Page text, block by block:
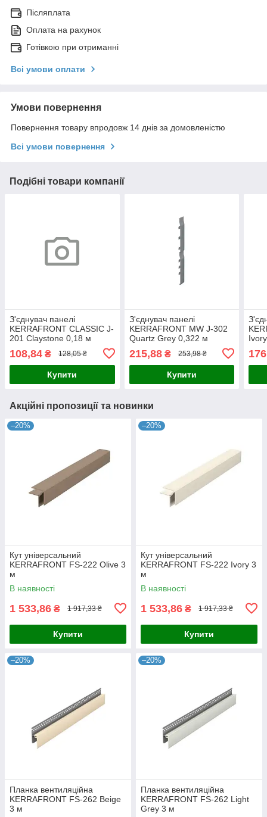
Післяплата
Оплата на рахунок
Готівкою при отриманні
Всі умови оплати
Умови повернення
Повернення товару впродовж 14 днів за домовленістю
Всі умови повернення
Подібні товари компанії
З'єднувач панелі
KERRAFRONT CLASSIC J-
201 Claystone 0,18 м
108,84 ₴ 128,05 ₴
Купити
З'єднувач панелі
KERRAFRONT MW J-302
Quartz Grey 0,322 м
215,88₴ 253,98 ₴
Купити
Акційні пропозиції та новинки
–20%
Кут універсальний
KERRAFRONT FS-222 Olive 3
м
В наявності
1 533,86 ₴ 1 917,33 ₴
Купити
–20%
Кут універсальний
KERRAFRONT FS-222 Ivory 3
м
В наявності
1 533,86 ₴ 1 917,33 ₴
Купити
–20%
Планка вентиляційна
KERRAFRONT FS-262 Beige
3 м
–20%
Планка вентиляційна
KERRAFRONT FS-262 Light
Grey 3 м